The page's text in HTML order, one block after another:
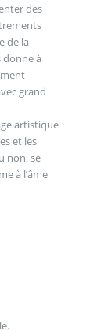
des
de la
donne à
grand
artistique
et les
non, se
à l’âme